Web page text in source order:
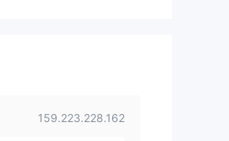
159.223.228.162